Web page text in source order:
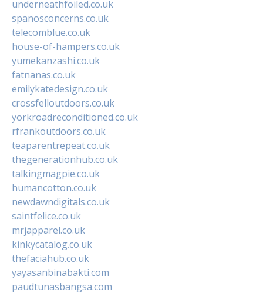
underneathfoiled.co.uk
spanosconcerns.co.uk
telecomblue.co.uk
house-of-hampers.co.uk
yumekanzashi.co.uk
fatnanas.co.uk
emilykatedesign.co.uk
crossfelloutdoors.co.uk
yorkroadreconditioned.co.uk
rfrankoutdoors.co.uk
teaparentrepeat.co.uk
thegenerationhub.co.uk
talkingmagpie.co.uk
humancotton.co.uk
newdawndigitals.co.uk
saintfelice.co.uk
mrjapparel.co.uk
kinkycatalog.co.uk
thefaciahub.co.uk
yayasanbinabakti.com
paudtunasbangsa.com